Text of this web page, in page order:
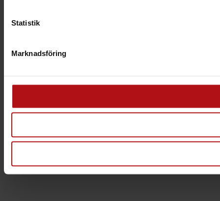
Statistik
Marknadsföring